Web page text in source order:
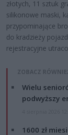
złotych, 11 sztuk
silikonowe maski,
przypominające
do kradzieży
rejestracyjne
ZOBACZ
Wielu
podwyższy
1600 zł